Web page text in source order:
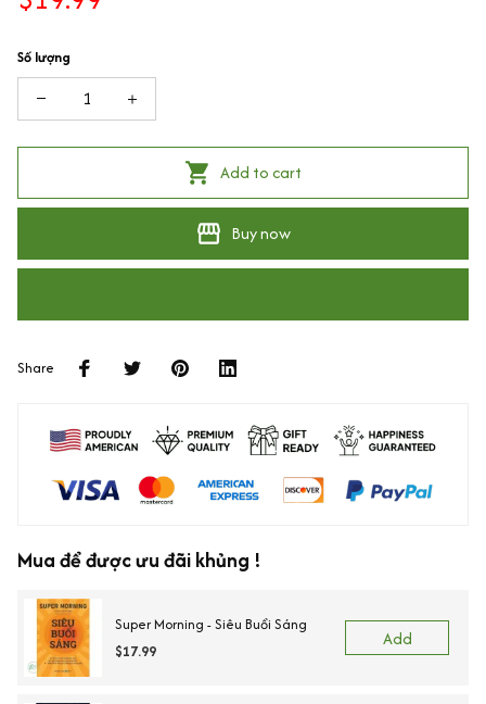
Số lượng
Add to cart
Buy now
Share
Mua để được ưu đãi khủng !
Super Morning - Siêu Buổi Sáng
$17.99
Add